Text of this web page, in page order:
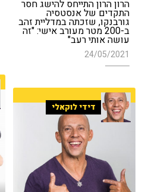
הרון הרון התייחס להישג חסר
התקדים של אנסטסיה
גורבנקו, שזכתה במדליית זהב
ב-200 מטר מעורב אישי: "זה
עושה אותי רעב"
24/05/2021
דידי לוקאלי